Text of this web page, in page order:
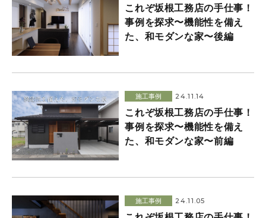
これぞ坂根工務店の手仕事！
事例を探求〜機能性を備え
た、和モダンな家〜後編
施工事例 24.11.14
これぞ坂根工務店の手仕事！
事例を探求〜機能性を備え
た、和モダンな家〜前編
施工事例 24.11.05